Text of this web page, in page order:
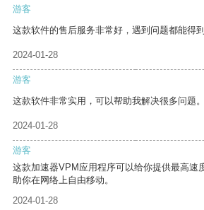
游客
这款软件的售后服务非常好，遇到问题都能得到
2024-01-28
游客
这款软件非常实用，可以帮助我解决很多问题。
2024-01-28
游客
这款加速器VPM应用程序可以给你提供最高速
助你在网络上自由移动。
2024-01-28